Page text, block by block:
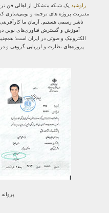
راوشید یک شبکه متشکل از اهالی فن
مدیریت پروژه‌ های ترجمه و بومی‌سازی
ناشر رسمی هستیم. آرمان ما
آموزش و گسترش فناوری‌های نوین
الکترونیک و صوتی در ایران است؛
پروژه‌های نظارت و ارزیابی گروهی و